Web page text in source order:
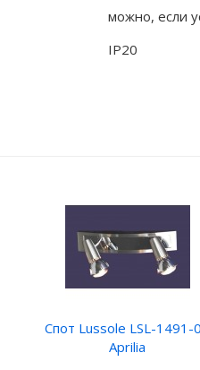
можно, если
IP20
Спот Lussole LSL-1491-
Aprilia